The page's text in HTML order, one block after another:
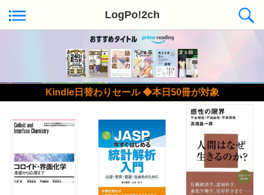
LogPo!2ch
Kindle日替わりセール ◆本日50冊が対象